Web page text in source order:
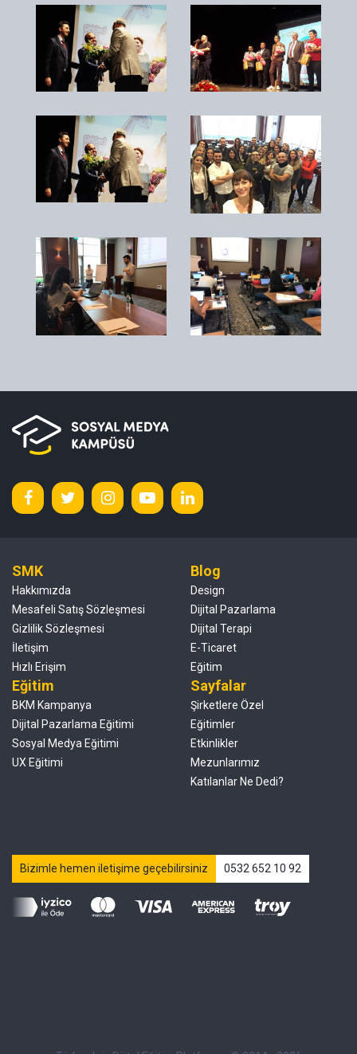
SMK
Hakkımızda
Mesafeli Satış Sözleşmesi
Gizlilik Sözleşmesi
İletişim
Hızlı Erişim
Blog
Design
Dijital Pazarlama
Dijital Terapi
E-Ticaret
Eğitim
Eğitim
BKM Kampanya
Dijital Pazarlama Eğitimi
Sosyal Medya Eğitimi
UX Eğitimi
Sayfalar
Şirketlere Özel
Eğitimler
Etkinlikler
Mezunlarımız
Katılanlar Ne Dedi?
Bizimle hemen iletişime geçebilirsiniz 0532 652 10 92